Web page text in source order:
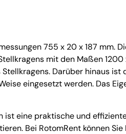
755 x 20 x 187 mm.
mit den Maßen
Darüber hinaus ist
eingesetzt werden. Das
ist eine praktische und
Bei RotomRent können